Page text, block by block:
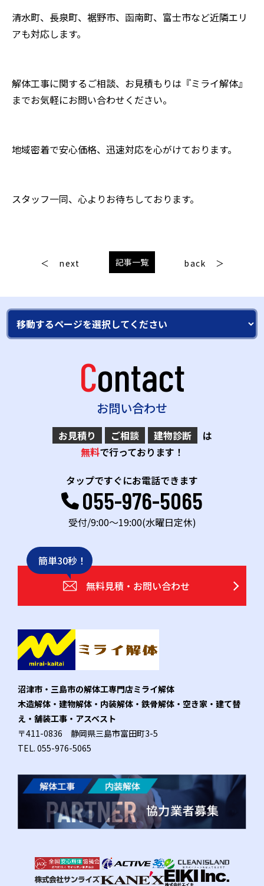
清水町、長泉町、裾野市、函南町、富士市など近隣エリ
アも対応します。
解体工事に関するご相談、お見積もりは『ミライ解体』
までお気軽にお問い合わせください。
地域密着で安心価格、迅速対応を心がけております。
スタッフ一同、心よりお待ちしております。
next 記事一覧 back
Contact
お問い合わせ
お見積り ご相談 建物診断
は
無料で行っております！
タップですぐにお電話できます
055-976-5065
受付/9:00～19:00(水曜日定休)
簡単30秒！
無料見積・お問い合わせ
沼津市・三島市の解体工専門店ミライ解体
木造解体・建物解体・内装解体・鉄骨解体・空き家・建て替
え・舗装工事・アスベスト
〒411-0836 静岡県三島市富田町3-5
TEL. 055-976-5065